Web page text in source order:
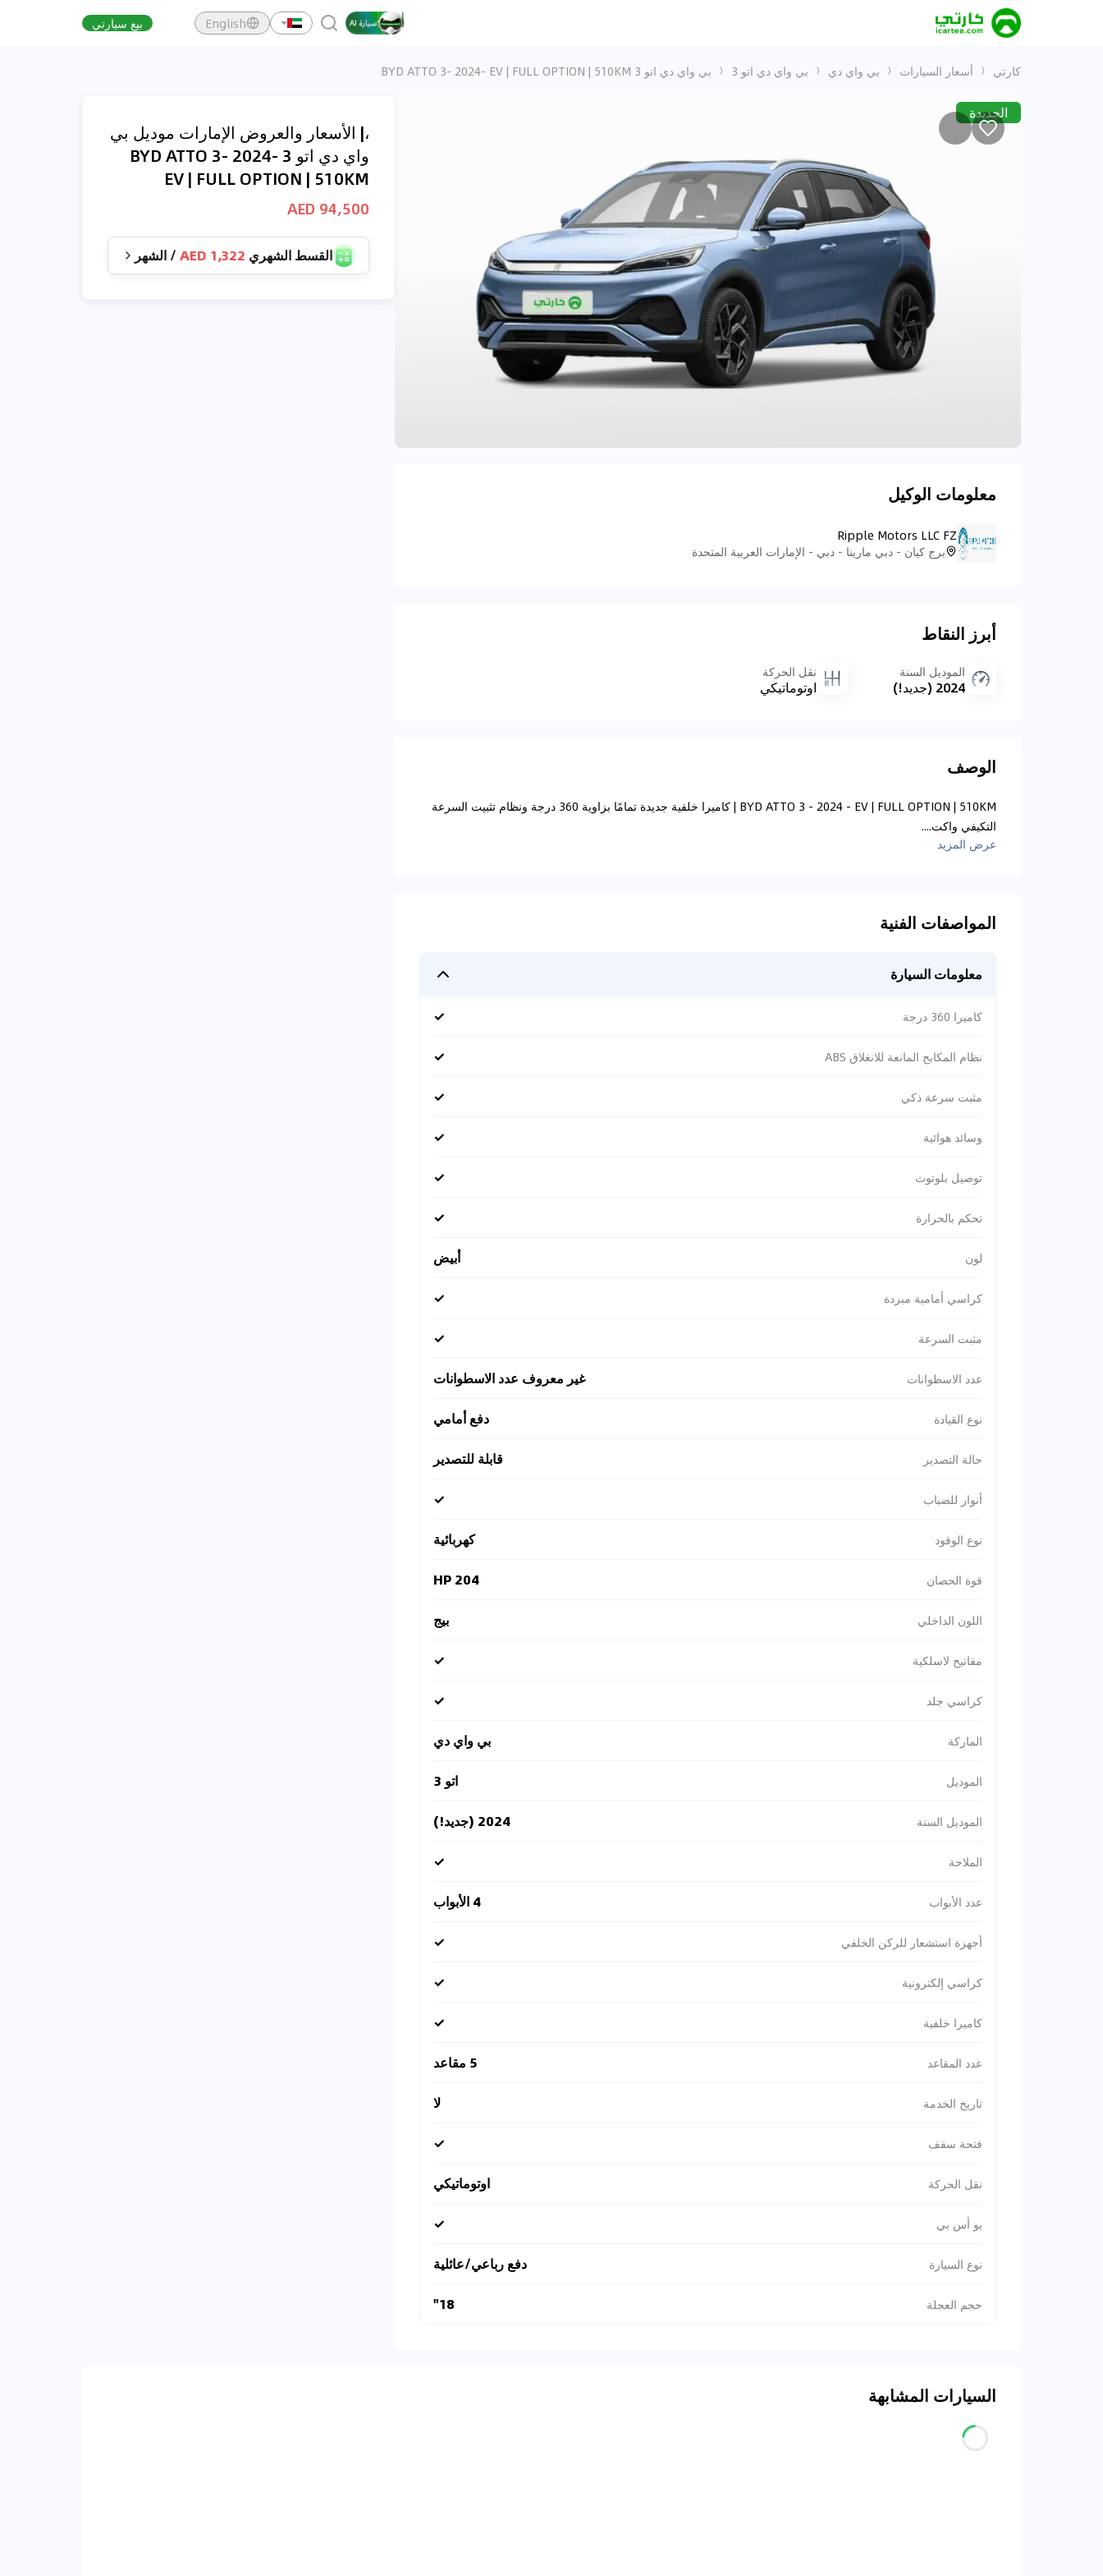
English بيع سيارتي
كارتي أسعار السيارات بي واي دي بي واي دي اتو 3 بي واي دي اتو 3 BYD ATTO 3- 2024- EV | FULL OPTION | 510KM
الجديدة
معلومات الوكيل
Ripple Motors LLC FZ
برج كيان - دبي مارينا - دبي - الإمارات العربية المتحدة
أبرز النقاط
الموديل السنة
2024 (جديد!)
نقل الحركة
اوتوماتيكي
الوصف
BYD ATTO 3 - 2024 - EV | FULL OPTION | 510KM | كاميرا خلفية جديدة تمامًا بزاوية 360 درجة ونظام تثبيت السرعة
التكيفي واكت....
عرض المزيد
المواصفات الفنية
معلومات السيارة
كاميرا 360 درجة ✓
نظام المكابح المانعة للانغلاق ABS ✓
مثبت سرعة ذكي ✓
وسائد هوائية ✓
توصيل بلوتوث ✓
تحكم بالحرارة ✓
لون أبيض
كراسي أمامية مبردة ✓
مثبت السرعة ✓
عدد الاسطوانات غير معروف عدد الاسطوانات
نوع القيادة دفع أمامي
حالة التصدير قابلة للتصدير
أنوار للضباب ✓
نوع الوقود كهربائية
قوة الحصان 204 HP
اللون الداخلي بيج
مفاتيح لاسلكية ✓
كراسي جلد ✓
الماركة بي واي دي
الموديل اتو 3
الموديل السنة 2024 (جديد!)
الملاحة ✓
عدد الأبواب 4 الأبواب
أجهزة استشعار للركن الخلفي ✓
كراسي إلكترونية ✓
كاميرا خلفية ✓
عدد المقاعد 5 مقاعد
تاريخ الخدمة لا
فتحة سقف ✓
نقل الحركة اوتوماتيكي
يو أس بي ✓
نوع السيارة دفع رباعي/عائلية
حجم العجلة 18"
،| الأسعار والعروض الإمارات موديل بي
واي دي اتو 3 BYD ATTO 3- 2024-
EV | FULL OPTION | 510KM
94,500 AED
القسط الشهري 1,322 AED
/ الشهر
السيارات المشابهة